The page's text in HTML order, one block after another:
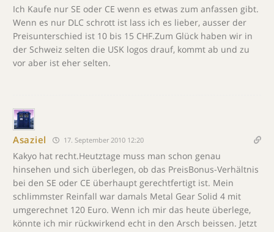
Ich Kaufe nur SE oder CE wenn es etwas zum anfassen gibt.
Wenn es nur DLC schrott ist lass ich es lieber, ausser der
Preisunterschied ist 10 bis 15 CHF.Zum Glück haben wir in
der Schweiz selten die USK logos drauf, kommt ab und zu
vor aber ist eher selten.
Asaziel 17. September 2010 12:20
Kakyo hat recht.Heutztage muss man schon genau
hinsehen und sich überlegen, ob das PreisBonus-Verhältnis
bei den SE oder CE überhaupt gerechtfertigt ist. Mein
schlimmster Reinfall war damals Metal Gear Solid 4 mit
umgerechnet 120 Euro. Wenn ich mir das heute überlege,
könnte ich mir rückwirkend echt in den Arsch beissen. Jetzt